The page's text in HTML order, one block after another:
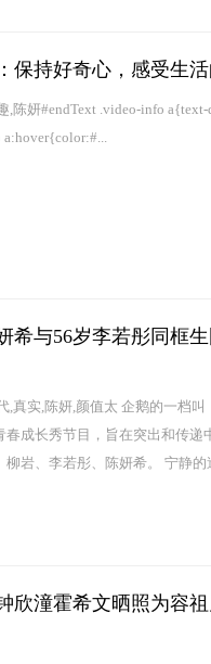
保持好奇心，感受生
,陈妍#endText .video-info
a:hover{color:#...
希与56岁李若彤同框
,真实,陈妍,颜值太 企鹅的一档
春成长秀节目，旨在突出和传递
柳岩、李若彤、陈妍希。 宁静
欣潼霍希文晒照为容